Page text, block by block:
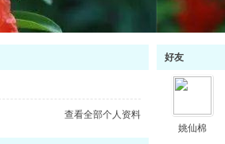
查看全部个人资料
好友
姚仙棉